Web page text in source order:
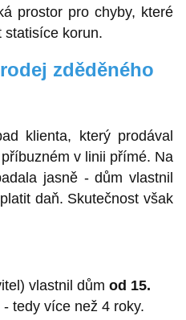
prostor pro chyby, které
statisíce korun.
zděděného
klienta, který prodával
v linii přímé. Na
jasně - dům vlastnil
daň. Skutečnost však
vlastnil dům od 15.
- tedy více než 4 roky.